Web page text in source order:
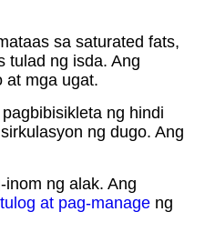
sa saturated fats,
tulad ng isda. Ang
at mga ugat.
ng hindi
ng dugo. Ang
ng alak. Ang
at pag-manage ng